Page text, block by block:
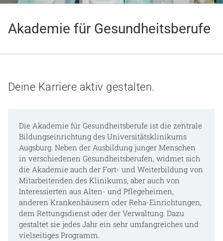
Notaufnahme
Anreise
Akademie für Gesundheitsberufe
Deine Karriere aktiv gestalten.
Die Akademie für Gesundheitsberufe ist die zentrale
Bildungseinrichtung des Universitätsklinikums
Augsburg. Neben der Ausbildung junger Menschen
in verschiedenen Gesundheitsberufen, widmet sich
die Akademie auch der Fort- und Weiterbildung von
Mitarbeitenden des Klinikums, aber auch von
Interessierten aus Alten- und Pflegeheimen,
anderen Krankenhäusern oder Reha-Einrichtungen,
dem Rettungsdienst oder der Verwaltung. Dazu
gestaltet sie jedes Jahr ein sehr umfangreiches und
vielseitiges Programm.